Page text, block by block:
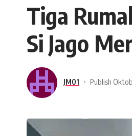
Tiga
Si Jago
JM01 Publish